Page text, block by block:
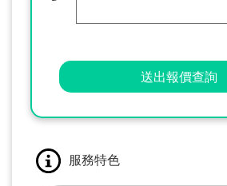
送出報價查詢
服務特色